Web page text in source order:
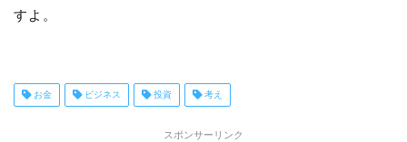
すよ。
お金 ビジネス 投資 考え
スポンサーリンク